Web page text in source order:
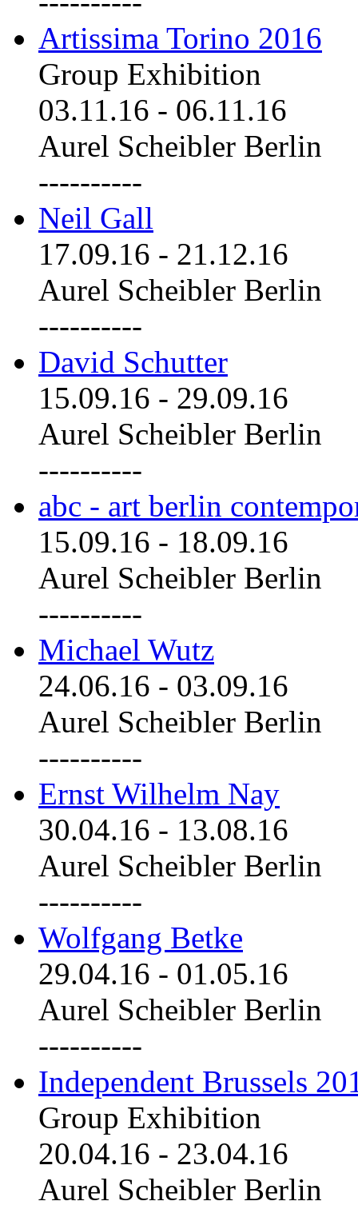
Artissima Torino 2016
Group Exhibition
03.11.16 - 06.11.16
Aurel Scheibler Berlin
----------
Neil Gall
17.09.16 - 21.12.16
Aurel Scheibler Berlin
----------
David Schutter
15.09.16 - 29.09.16
Aurel Scheibler Berlin
----------
abc - art berlin
15.09.16 - 18.09.16
Aurel Scheibler Berlin
----------
Michael Wutz
24.06.16 - 03.09.16
Aurel Scheibler Berlin
----------
Ernst Wilhelm Nay
30.04.16 - 13.08.16
Aurel Scheibler Berlin
----------
Wolfgang Betke
29.04.16 - 01.05.16
Aurel Scheibler Berlin
----------
Independent Brussels
Group Exhibition
20.04.16 - 23.04.16
Aurel Scheibler Berlin